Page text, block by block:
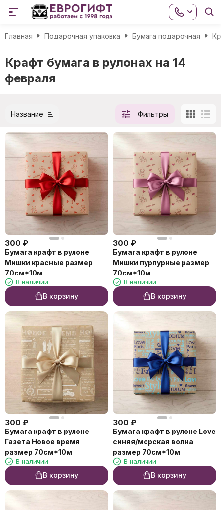
Главная Подарочная упаковка Бумага подарочная
Крафт бумага в рулонах на 14
февраля
Название Фильтры
300 ₽
Бумага крафт в рулоне
Мишки красные размер
70см*10м
В наличии
В корзину
300 ₽
Бумага крафт в рулоне
Мишки пурпурные размер
70см*10м
В наличии
В корзину
300 ₽
Бумага крафт в рулоне
Газета Новое время
размер 70см*10м
В наличии
В корзину
300 ₽
Бумага крафт в рулоне Love
синяя/морская волна
размер 70см*10м
В наличии
В корзину